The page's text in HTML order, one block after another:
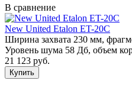
В сравнение
New United Etalon ET-20C
Ширина захвата 230 мм,
Уровень шума 58 Дб, объем
21 123 руб.